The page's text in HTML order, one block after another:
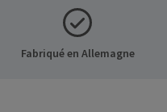
Büchen Germany E-
mail@rampa.com
Fabriqué en Allemagne